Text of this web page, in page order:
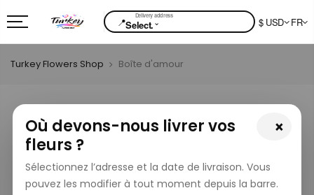
📍Select.⌄ $ USD FR
×
Où devons-nous livrer vos
fleurs ?
Sélectionnez l’adresse et la date de livraison. Vous
pouvez les modifier à tout moment depuis la barre.
Turkey Flowers Shop Boîte d'amour